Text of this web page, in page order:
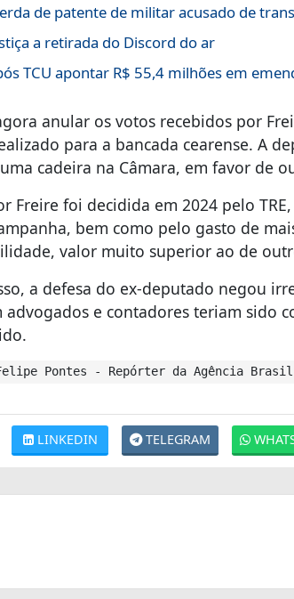
de patente de militar acusado de
a retirada do Discord do ar
TCU apontar R$ 55,4 milhões em
anular os votos recebidos por
para a bancada cearense. A
cadeira na Câmara, em favor de
Freire foi decidida em 2024 pelo
bem como pelo gasto de
valor muito superior ao de
a defesa do ex-deputado negou
advogados e contadores teriam sido
Pontes - Repórter da Agência Brasil
TELEGRAM
LINKEDIN